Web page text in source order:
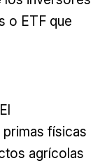
o ETF que
físicas
agrícolas